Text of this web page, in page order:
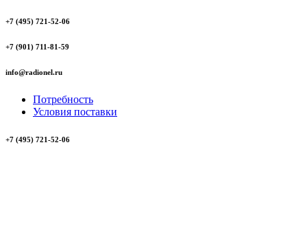
+7 (495) 721-52-06
+7 (901) 711-81-59
info@radionel.ru
Потребность
Условия поставки
+7 (495) 721-52-06